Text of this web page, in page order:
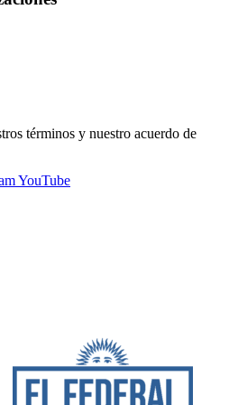
términos y nuestro acuerdo de
YouTube